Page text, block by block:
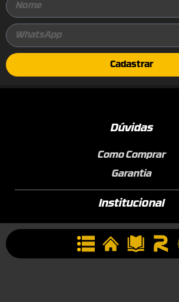
Cadastrar
Dúvidas
Como Comprar
Garantia
Institucional
Conheça a ROTTA
Área de Membros